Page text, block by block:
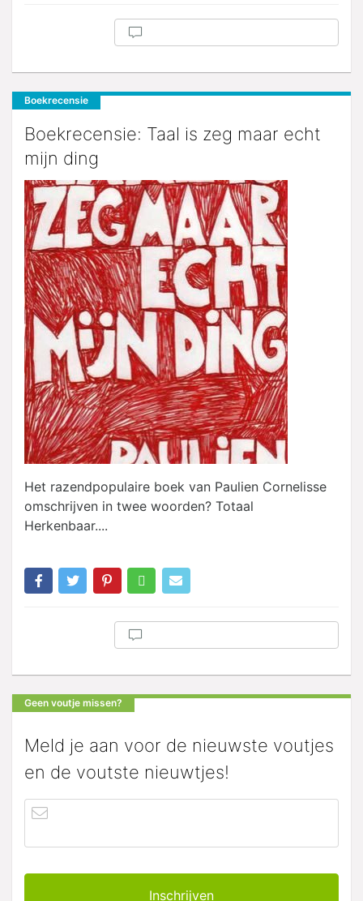
Boekrecensie
Boekrecensie: Taal is zeg maar echt
mijn ding
Het razendpopulaire boek van Paulien Cornelisse
omschrijven in twee woorden? Totaal
Herkenbaar....
Geen voutje missen?
Meld je aan voor de nieuwste voutjes
en de voutste nieuwtjes!